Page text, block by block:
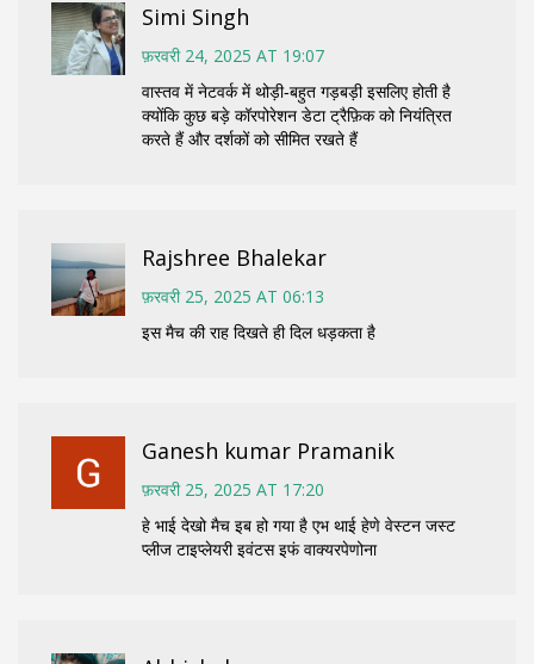
Simi Singh
फ़रवरी 24, 2025 AT 19:07
वास्तव में नेटवर्क में थोड़ी‑बहुत गड़बड़ी इसलिए होती है
क्योंकि कुछ बड़े कॉरपोरेशन डेटा ट्रैफ़िक को नियंत्रित
करते हैं और दर्शकों को सीमित रखते हैं
Rajshree Bhalekar
फ़रवरी 25, 2025 AT 06:13
इस मैच की राह दिखते ही दिल धड़कता है
Ganesh kumar Pramanik
फ़रवरी 25, 2025 AT 17:20
हे भाई देखो मैच इब हो गया है एभ थाई हेणे वेस्टन जस्ट
प्लीज टाइप्लेयरी इवंटस इफं वाक्यरपेणोना